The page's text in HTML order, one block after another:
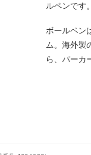
ルペンです。
ボールペン
ム。海外製
ら、パーカ